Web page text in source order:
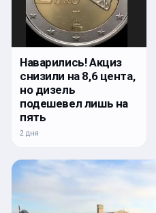
Наварились! Акциз
снизили на 8,6 цента,
но дизель
подешевел лишь на
пять
2 дня